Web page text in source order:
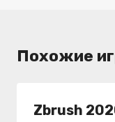
Похожие
Zbrush